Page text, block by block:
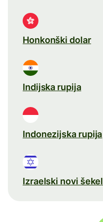
Honkonški dolar
Indijska rupija
Indonezijska rupija
Izraelski novi šekel